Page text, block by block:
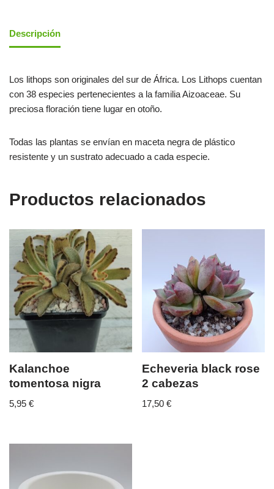
Descripción
Los lithops son originales del sur de África. Los Lithops cuentan
con 38 especies pertenecientes a la familia Aizoaceae. Su
preciosa floración tiene lugar en otoño.
Todas las plantas se envían en maceta negra de plástico
resistente y un sustrato adecuado a cada especie.
Productos relacionados
Kalanchoe
tomentosa nigra
5,95 €
Echeveria black rose
2 cabezas
17,50€